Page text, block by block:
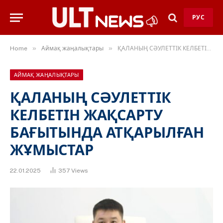
РУС
Home » Аймақ жаңалықтары » ҚАЛАНЫҢ СӘУЛЕТТІК КЕЛБЕТІН ЖАҚСАРТУ БАҒЫТЫНДА АТҚАРЫЛҒАН ЖҰМЫСТАР
АЙМАҚ ЖАҢАЛЫҚТАРЫ
ҚАЛАНЫҢ СӘУЛЕТТІК
КЕЛБЕТІН ЖАҚСАРТУ
БАҒЫТЫНДА АТҚАРЫЛҒАН
ЖҰМЫСТАР
22.01.2025 357 Views